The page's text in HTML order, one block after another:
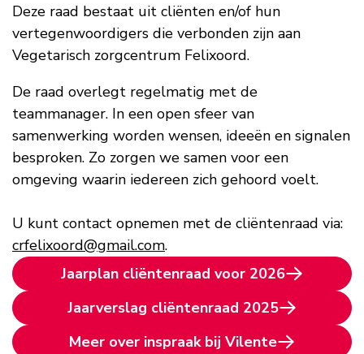
Deze raad bestaat uit cliënten en/of hun
vertegenwoordigers die verbonden zijn aan
Vegetarisch zorgcentrum Felixoord.
De raad overlegt regelmatig met de
teammanager. In een open sfeer van
samenwerking worden wensen, ideeën en signalen
besproken. Zo zorgen we samen voor een
omgeving waarin iedereen zich gehoord voelt.
U kunt contact opnemen met de cliëntenraad via:
crfelixoord@gmail.com.
Jaarplan cliëntenraad voor 2026
Jaarverslag cliëntenraad 2025
Meer over inspraak bij Vilente